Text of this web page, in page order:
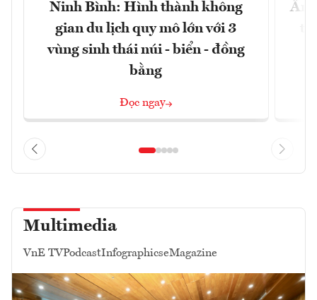
Ninh Bình: Hình thành không
gian du lịch quy mô lớn với 3
vùng sinh thái núi - biển - đồng
bằng
Đọc ngay
Ẩm
Multimedia
VnE TVPodcastInfographicseMagazine